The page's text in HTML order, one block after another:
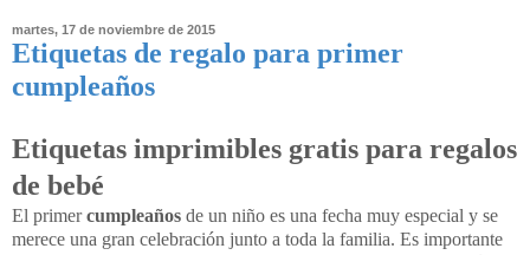
martes, 17 de noviembre de 2015
Etiquetas de regalo para primer
cumpleaños
Etiquetas imprimibles gratis para regalos
de bebé
El primercumpleaños de un niño es una fecha muy especial y se
merece una gran celebración junto a toda la familia. Es importante